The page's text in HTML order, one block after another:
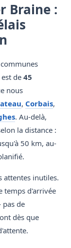
Braine :
de 45
nous
, Corbais,
. Au-delà,
la distance :
50 km, au-
attentes inutiles.
temps d'arrivée
de
dès que